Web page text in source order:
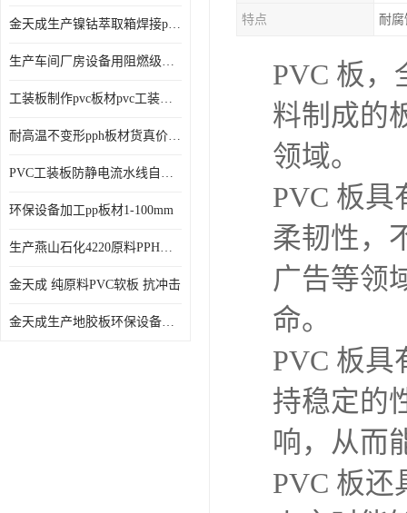
金天成生产镍钴萃取箱焊接pvc萃取板
生产车间厂房设备用阻燃级别pp硬板
工装板制作pvc板材pvc工装板材可折弯
耐高温不变形pph板材货真价值pph板材
PVC工装板防静电流水线自动化倍速线工装板
环保设备加工pp板材1-100mm
生产燕山石化4220原料PPH板材
金天成 纯原料PVC软板 抗冲击
金天成生产地胶板环保设备内衬焊接用半圆pvc软焊条
特点 耐
PVC 板
料制成的
领域。
PVC 板
柔韧性，
广告等领
命。
PVC 板
持稳定的
响，从而
PVC 板